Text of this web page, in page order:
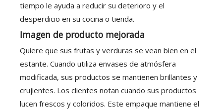
tiempo le ayuda a reducir su deterioro y el
desperdicio en su cocina o tienda.
Imagen de producto mejorada
Quiere que sus frutas y verduras se vean bien en el
estante. Cuando utiliza envases de atmósfera
modificada, sus productos se mantienen brillantes y
crujientes. Los clientes notan cuando sus productos
lucen frescos y coloridos. Este empaque mantiene el